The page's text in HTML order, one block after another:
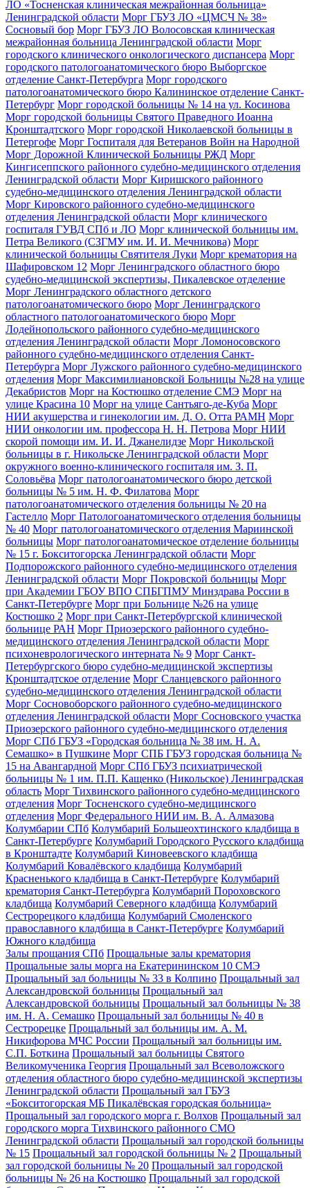
ЛО «Тосненская клиническая межрайонная больница»
Ленинградской области Морг ГБУЗ ЛО «ЦМСЧ № 38»
Сосновый бор Морг ГБУЗ ЛО Волосовская клиническая
межрайонная больница Ленинградской области Морг
городского клинического онкологического диспансера Морг
городского патологоанатомического бюро Выборгское
отделение Санкт-Петербурга Морг городского
патологоанатомического бюро Калининское отделение Санкт-
Петербург Морг городской больницы № 14 на ул. Косинова
Морг городской больницы Святого Праведного Иоанна
Кронштадтского Морг городской Николаевской больницы в
Петергофе Морг Госпиталя для Ветеранов Войн на Народной
Морг Дорожной Клинической Больницы РЖД Морг
Кингисеппского районного судебно-медицинского отделения
Ленинградской области Морг Киришского районного
судебно-медицинского отделения Ленинградской области
Морг Кировского районного судебно-медицинского
отделения Ленинградской области Морг клинического
госпиталя ГУВД СПб и ЛО Морг клинической больницы им.
Петра Великого (СЗГМУ им. И. И. Мечникова) Морг
клинической больницы Святителя Луки Морг крематория на
Шафировском 12 Морг Ленинградского областного бюро
судебно-медицинской экспертизы, Пикалевское отделение
Морг Ленинградского областного детского
патологоанатомического бюро Морг Ленинградского
областного патологоанатомического бюро Морг
Лодейнопольского районного судебно-медицинского
отделения Ленинградской области Морг Ломоносовского
районного судебно-медицинского отделения Санкт-
Петербурга Морг Лужского районного судебно-медицинского
отделения Морг Максимилиановской Больницы №28 на улице
Декабристов Морг на Костюшко отделение СМЭ Морг на
улице Красина 10 Морг на улице Сантьяго-де-Куба Морг
НИИ акушерства и гинекологии им. Д. О. Отта РАМН Морг
НИИ онкологии им. профессора Н. Н. Петрова Морг НИИ
скорой помощи им. И. И. Джанелидзе Морг Никольской
больницы в г. Никольске Ленинградской области Морг
окружного военно-клинического госпиталя им. З. П.
Соловьёва Морг патологоанатомического бюро детской
больницы № 5 им. Н. Ф. Филатова Морг
патологоанатомического отделения больницы № 20 на
Гастелло Морг Патологоанатомического отделения больницы
№ 40 Морг патологоанатомического отделения Мариинской
больницы Морг патологоанатомическое отделение больницы
№ 15 г. Бокситогорска Ленинградской области Морг
Подпорожского районного судебно-медицинского отделения
Ленинградской области Морг Покровской больницы Морг
при Академии ГБОУ ВПО СПБГПМУ Минздрава России в
Санкт-Петербурге Морг при Больнице №26 на улице
Костюшко 2 Морг при Санкт-Петербургской клинической
больнице РАН Морг Приозерского районного судебно-
медицинского отделения Ленинградской области Морг
психоневрологического интерната № 9 Морг Санкт-
Петербургского бюро судебно-медицинской экспертизы
Кронштадтское отделение Морг Сланцевского районного
судебно-медицинского отделения Ленинградской области
Морг Сосновоборского районного судебно-медицинского
отделения Ленинградской области Морг Сосновского участка
Приозерского районного судебно-медицинского отделения
Морг СПб ГБУЗ «Городская больница № 38 им. Н. А.
Семашко» в Пушкине Морг СПБ ГБУЗ городская больница №
15 на Авангардной Морг СПб ГБУЗ психиатрической
больницы № 1 им. П.П. Кащенко (Никольское) Ленинградская
область Морг Тихвинского районного судебно-медицинского
отделения Морг Тосненского судебно-медицинского
отделения Морг Федерального НИИ им. В. А. Алмазова
Колумбарии СПб Колумбарий Большеохтинского кладбища в
Санкт-Петербурге Колумбарий Городского Русского кладбища
в Кронштадте Колумбарий Киновеевского кладбища
Колумбарий Ковалёвского кладбища Колумбарий
Красненького кладбища в Санкт-Петербурге Колумбарий
крематория Cанкт-Петербурга Колумбарий Пороховского
кладбища Колумбарий Северного кладбища Колумбарий
Сестрорецкого кладбища Колумбарий Смоленского
православного кладбища в Санкт-Петербурге Колумбарий
Южного кладбища
Залы прощания СПб Прощальные залы крематория
Прощальные залы морга на Екатерининском 10 СМЭ
Прощальный зал больницы № 33 в Колпино Прощальный зал
Александровской больницы Прощальный зал
Александровской больницы Прощальный зал больницы № 38
им. Н. А. Семашко Прощальный зал больницы № 40 в
Сестрорецке Прощальный зал больницы им. А. М.
Никифорова МЧС России Прощальный зал больницы им.
С.П. Боткина Прощальный зал больницы Святого
Великомученика Георгия Прощальный зал Всеволожского
отделения областного бюро судебно-медицинской экспертизы
Ленинградской области Прощальный зал ГБУЗ
«Бокситогорская МБ Пикалёвская городская больница»
Прощальный зал городского морга г. Волхов Прощальный зал
городского морга Тихвинского районного СМО
Ленинградской области Прощальный зал городской больницы
№ 15 Прощальный зал городской больницы № 2 Прощальный
зал городской больницы № 20 Прощальный зал городской
больницы № 26 на Костюшко Прощальный зал городской